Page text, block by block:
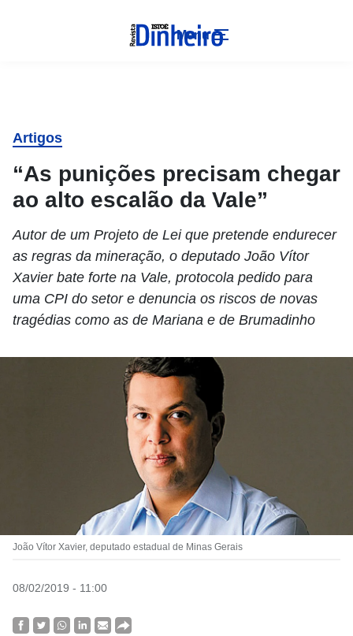
Menu
Artigos
“As punições precisam chegar
ao alto escalão da Vale”
Autor de um Projeto de Lei que pretende endurecer
as regras da mineração, o deputado João Vítor
Xavier bate forte na Vale, protocola pedido para
uma CPI do setor e denuncia os riscos de novas
tragédias como as de Mariana e de Brumadinho
João Vítor Xavier, deputado estadual de Minas Gerais
08/02/2019 - 11:00